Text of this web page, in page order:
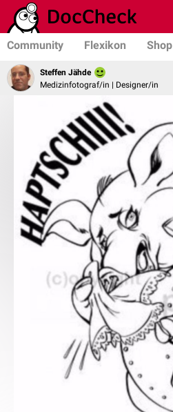
Community Flexikon Shop
Steffen Jähde
Medizinfotograf/in | Designer/in